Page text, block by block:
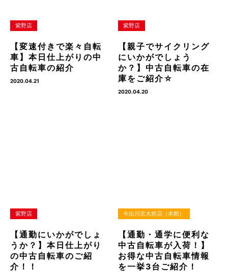
紫野店
【変速付きで楽々自転
車】本日仕上がりの中
古自転車の紹介
2020.04.21
紫野店
【親子でサイクリング
にいかがでしょう
か？】中古自転車の在
庫をご紹介☆
2020.04.20
紫野店
【通勤にいかがでしょ
うか？】本日仕上がり
の中古自転車のご紹
介！！
今出川京大前店（本館）
【通勤・通学に便利な
中古自転車が入荷！】
お得な中古自転車情報
を一挙3台ご紹介！